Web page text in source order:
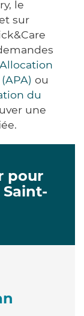
le
sur
ou
du
une
pour